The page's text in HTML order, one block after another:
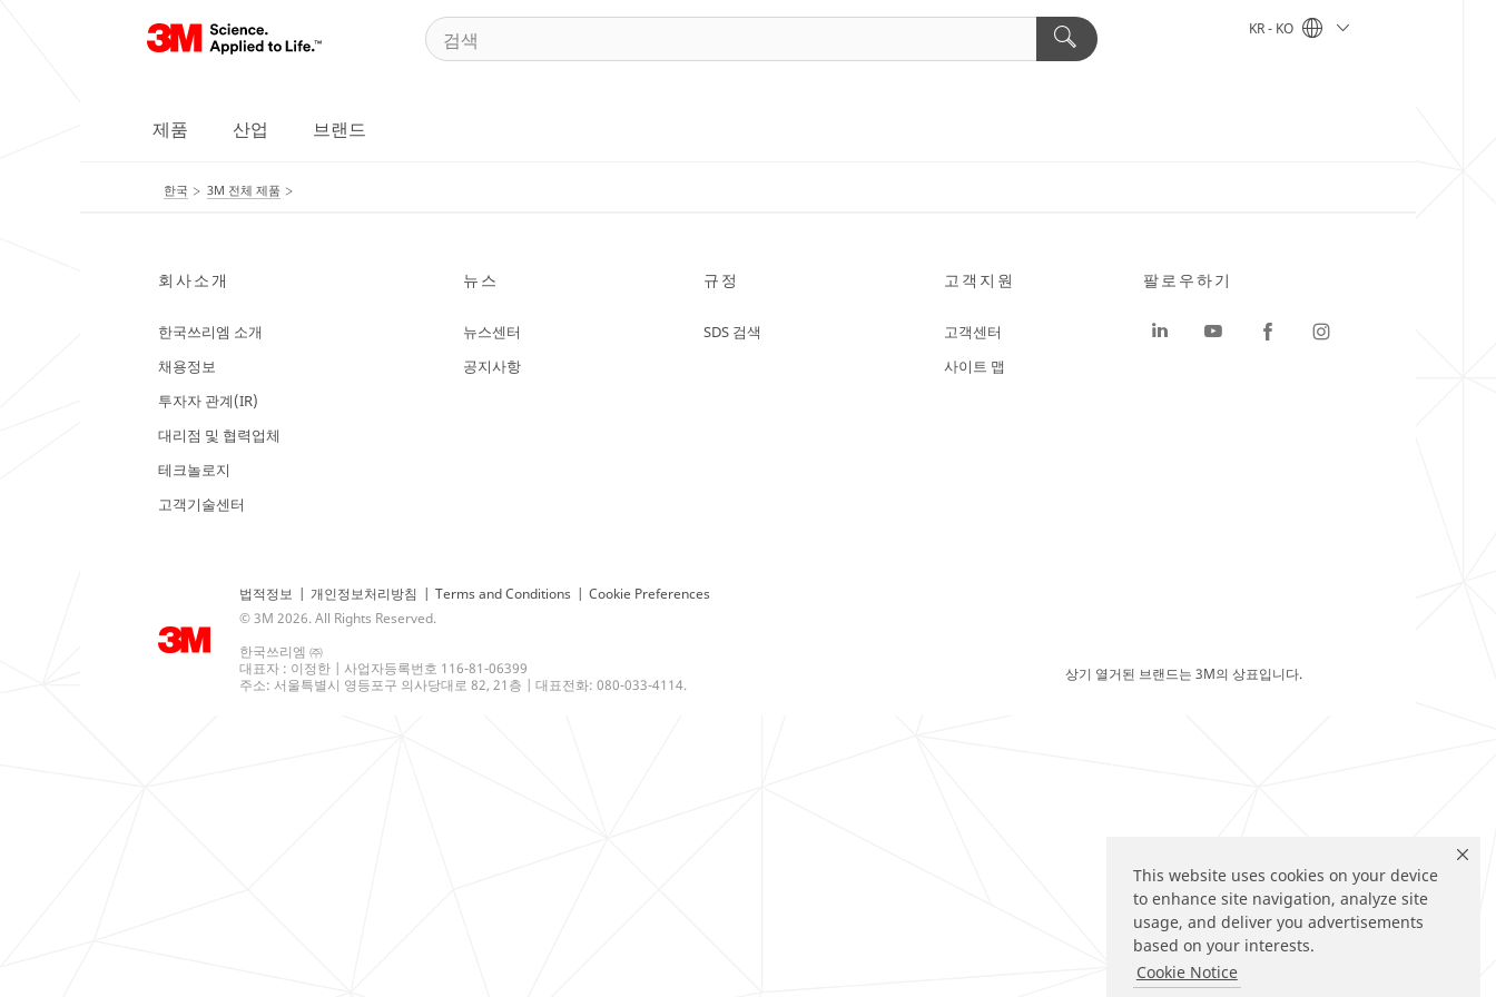
This website uses cookies on your device
to enhance site navigation, analyze site
usage, and deliver you advertisements
based on your interests.
Cookie Notice
KR - KO
제품 산업 브랜드
한국 3M 전체 제품
회사소개
한국쓰리엠 소개
채용정보
투자자 관계(IR)
대리점 및 협력업체
테크놀로지
고객기술센터
뉴스
뉴스센터
공지사항
규정
SDS 검색
고객지원
고객센터
사이트 맵
법적정보 | 개인정보처리방침 | Terms and Conditions | Cookie Preferences
© 3M 2026. All Rights Reserved.
한국쓰리엠 ㈜
대표자 : 이정한 | 사업자등록번호 116-81-06399
주소: 서울특별시 영등포구 의사당대로 82, 21층 | 대표전화: 080-033-4114.
팔로우하기
상기 열거된 브랜드는 3M의 상표입니다.